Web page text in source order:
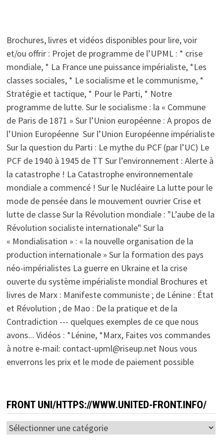
DE
STALINE »
EN
UKRAINE
Brochures, livres et vidéos disponibles pour lire, voir
et/ou offrir : Projet de programme de l’UPML : * crise
mondiale, * La France une puissance impérialiste, *Les
classes sociales, * Le socialisme et le communisme, *
Stratégie et tactique, * Pour le Parti, * Notre
programme de lutte. Sur le socialisme : la « Commune
de Paris de 1871 » Sur l’Union européenne : A propos de
l’Union Européenne Sur l’Union Européenne impérialiste
Sur la question du Parti : Le mythe du PCF (par l’UC) Le
PCF de 1940 à 1945 de TT Sur l’environnement : Alerte à
la catastrophe ! La Catastrophe environnementale
mondiale a commencé ! Sur le Nucléaire La lutte pour le
mode de pensée dans le mouvement ouvrier Crise et
lutte de classe Sur la Révolution mondiale : "L’aube de la
Révolution socialiste internationale" Sur la
« Mondialisation » : « la nouvelle organisation de la
production internationale » Sur la formation des pays
néo-impérialistes La guerre en Ukraine et la crise
ouverte du système impérialiste mondial Brochures et
livres de Marx : Manifeste communiste ; de Lénine : État
et Révolution ; de Mao : De la pratique et de la
Contradiction --- quelques exemples de ce que nous
avons... Vidéos : *Lénine, *Marx, Faites vos commandes
à notre e-mail: contact-upml@riseup.net Nous vous
enverrons les prix et le mode de paiement possible
FRONT UNI/HTTPS://WWW.UNITED-FRONT.INFO/
Front